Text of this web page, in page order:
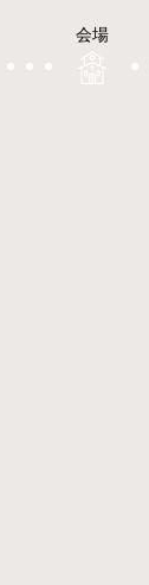
会場